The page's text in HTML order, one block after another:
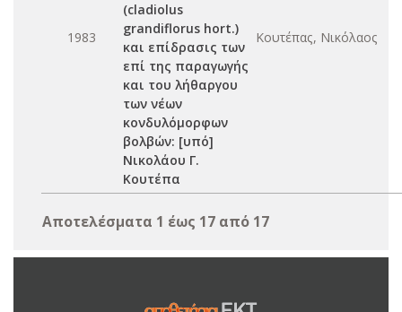
1983
(cladiolus
grandiflorus hort.)
και επίδρασις των
επί της παραγωγής
και του λήθαργου
των νέων
κονδυλόμορφων
βολβών: [υπό]
Νικολάου Γ.
Κουτέπα
Κουτέπας, Νικόλαος
Αποτελέσματα 1 έως 17 από 17